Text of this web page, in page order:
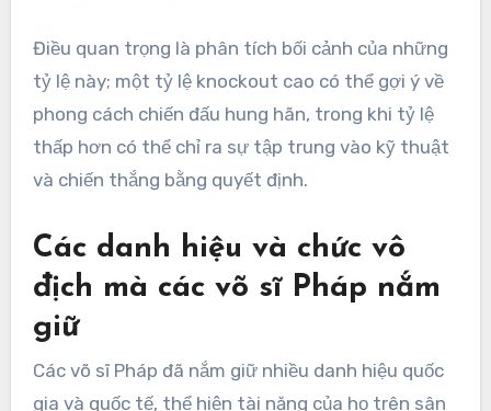
Điều quan trọng là phân tích bối cảnh của những
tỷ lệ này; một tỷ lệ knockout cao có thể gợi ý về
phong cách chiến đấu hung hãn, trong khi tỷ lệ
thấp hơn có thể chỉ ra sự tập trung vào kỹ thuật
và chiến thắng bằng quyết định.
Các danh hiệu và chức vô
địch mà các võ sĩ Pháp nắm
giữ
Các võ sĩ Pháp đã nắm giữ nhiều danh hiệu quốc
gia và quốc tế, thể hiện tài năng của họ trên sân